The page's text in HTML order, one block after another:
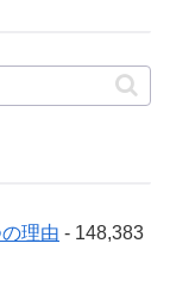
理由 - 148,383